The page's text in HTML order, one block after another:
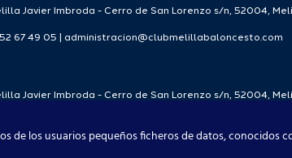
Javier Imbroda - Cerro de San Lorenzo s/n, 52004,
67 49 05 | administracion@clubmelillabaloncesto.com
Javier Imbroda - Cerro de San Lorenzo s/n, 52004,
de los usuarios pequeños ficheros de datos, conocidos